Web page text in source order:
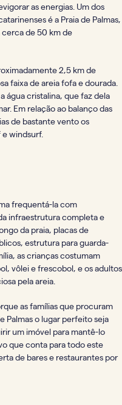
as energias. Um dos
é a Praia de Palmas,
cerca de 50 km de
2,5 km de
faixa de areia fofa e dourada.
água cristalina, que faz dela
Em relação ao balanço das
de bastante vento os
windsurf.
frequentá-la com
infraestrutura completa e
da praia, placas de
estrutura para guarda-
as crianças costumam
vôlei e frescobol, e os adultos
pela areia.
as famílias que procuram
Palmas o lugar perfeito seja
um imóvel para mantê-lo
que conta para todo este
de bares e restaurantes por